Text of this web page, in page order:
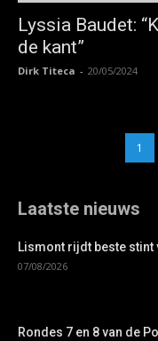
Lyssia Baudet:
de kant”
Dirk Titeca - 20/05/2024
1
Laatste nieuws
Lismont rijdt beste stint
07/08/2026
Rondes 7 en 8 van de